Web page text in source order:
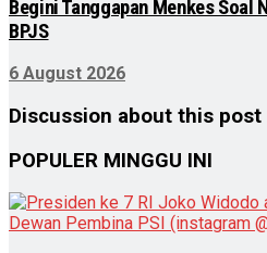
Begini Tanggapan Menkes Soal
BPJS
6 August 2026
Discussion about this post
POPULER MINGGU INI